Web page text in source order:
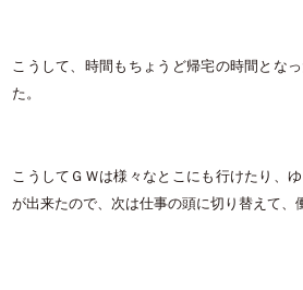
こうして、時間もちょうど帰宅の時間とな
た。
こうしてＧＷは様々なとこにも行けたり、
が出来たので、次は仕事の頭に切り替えて、